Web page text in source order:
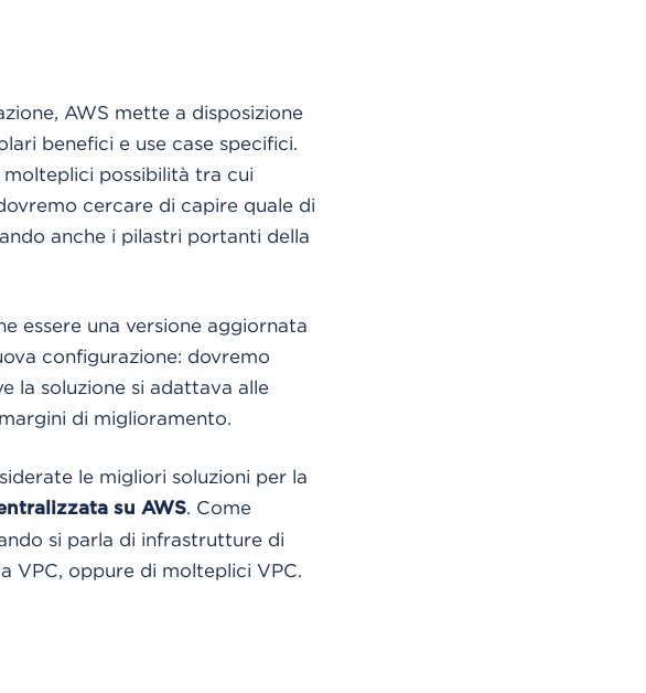
AWS mette a disposizione
benefici e use case specifici.
possibilità tra cui
cercare di capire quale di
anche i pilastri portanti della
essere una versione aggiornata
configurazione: dovremo
la soluzione si adattava alle
di miglioramento.
le migliori soluzioni per la
su AWS. Come
si parla di infrastrutture di
VPC, oppure di molteplici VPC.